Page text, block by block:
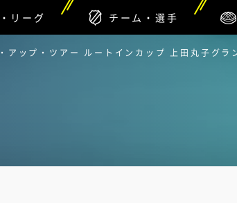
リーグ チーム・選手
ップ・ツアー ルートインカップ 上田丸子グラ